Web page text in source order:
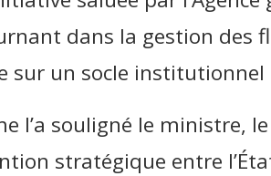
dans la gestion des
sur un socle
l’a souligné le ministre,
stratégique entre